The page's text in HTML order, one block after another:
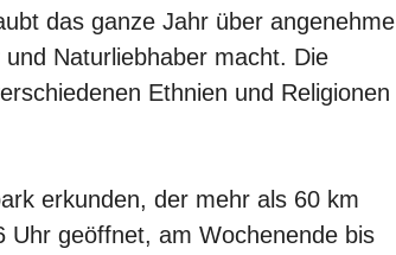
das ganze Jahr über angenehme
Naturliebhaber macht. Die
Ethnien und Religionen
erkunden, der mehr als 60 km
Uhr geöffnet, am Wochenende bis